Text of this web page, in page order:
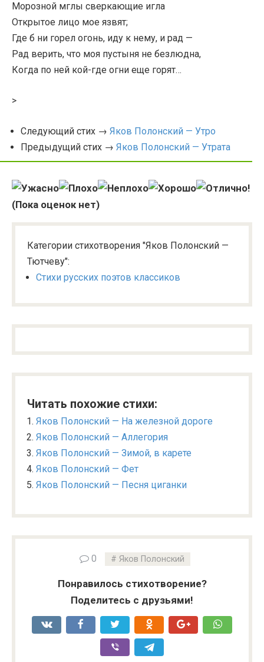
Морозной мглы сверкающие игла
Открытое лицо мое язвят;
Где б ни горел огонь, иду к нему, и рад —
Рад верить, что моя пустыня не безлюдна,
Когда по ней кой-где огни еще горят…
>
Следующий стих → Яков Полонский — Утро
Предыдущий стих → Яков Полонский — Утрата
(Пока оценок нет)
Категории стихотворения "Яков Полонский —
Тютчеву":
Стихи русских поэтов классиков
Читать похожие стихи:
Яков Полонский — На железной дороге
Яков Полонский — Аллегория
Яков Полонский — Зимой, в карете
Яков Полонский — Фет
Яков Полонский — Песня циганки
0 Яков Полонский
Понравилось стихотворение?
Поделитесь с друзьями!